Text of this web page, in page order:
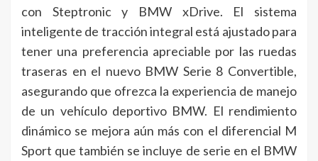
con Steptronic y BMW xDrive. El sistema
inteligente de tracción integral está ajustado para
tener una preferencia apreciable por las ruedas
traseras en el nuevo BMW Serie 8 Convertible,
asegurando que ofrezca la experiencia de manejo
de un vehículo deportivo BMW. El rendimiento
dinámico se mejora aún más con el diferencial M
Sport que también se incluye de serie en el BMW